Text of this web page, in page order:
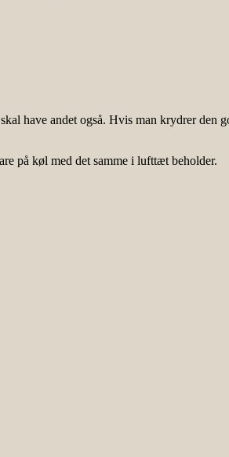
have andet også. Hvis man krydrer den
på køl med det samme i lufttæt beholder.